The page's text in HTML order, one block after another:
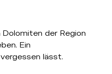
der Region
Ein
lässt.